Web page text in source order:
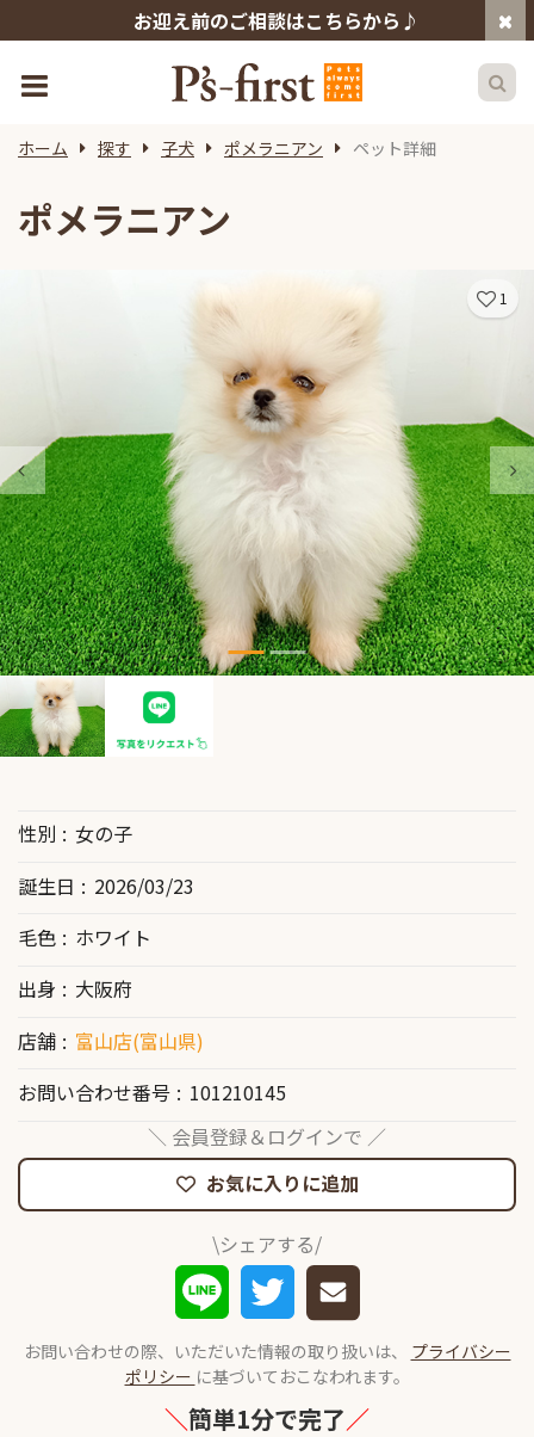
お迎え前のご相談はこちらから♪
ホーム 探す 子犬 ポメラニアン ペット詳細
ポメラニアン
1
性別
女の子
誕生日
2026/03/23
毛色
ホワイト
出身
大阪府
店舗
富山店(富山県)
お問い合わせ番号
101210145
＼ 会員登録＆ログインで ／
お気に入りに追加
\シェアする/
お問い合わせの際、いただいた情報の取り扱いは、 プライバシー
ポリシー に基づいておこなわれます。
＼簡単1分で完了／